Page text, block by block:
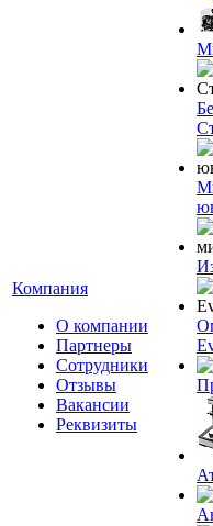
Компания
О компании
Партнеры
Сотрудники
Отзывы
Вакансии
Реквизиты